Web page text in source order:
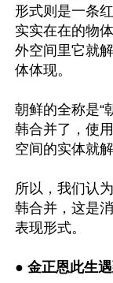
形式则是一条
实实在在的物
外空间里它就
体体现。
朝鲜的全称是“
韩合并了，使
空间的实体就解
所以，我们认
韩合并，这是
表现形式。
● 金正恩此生